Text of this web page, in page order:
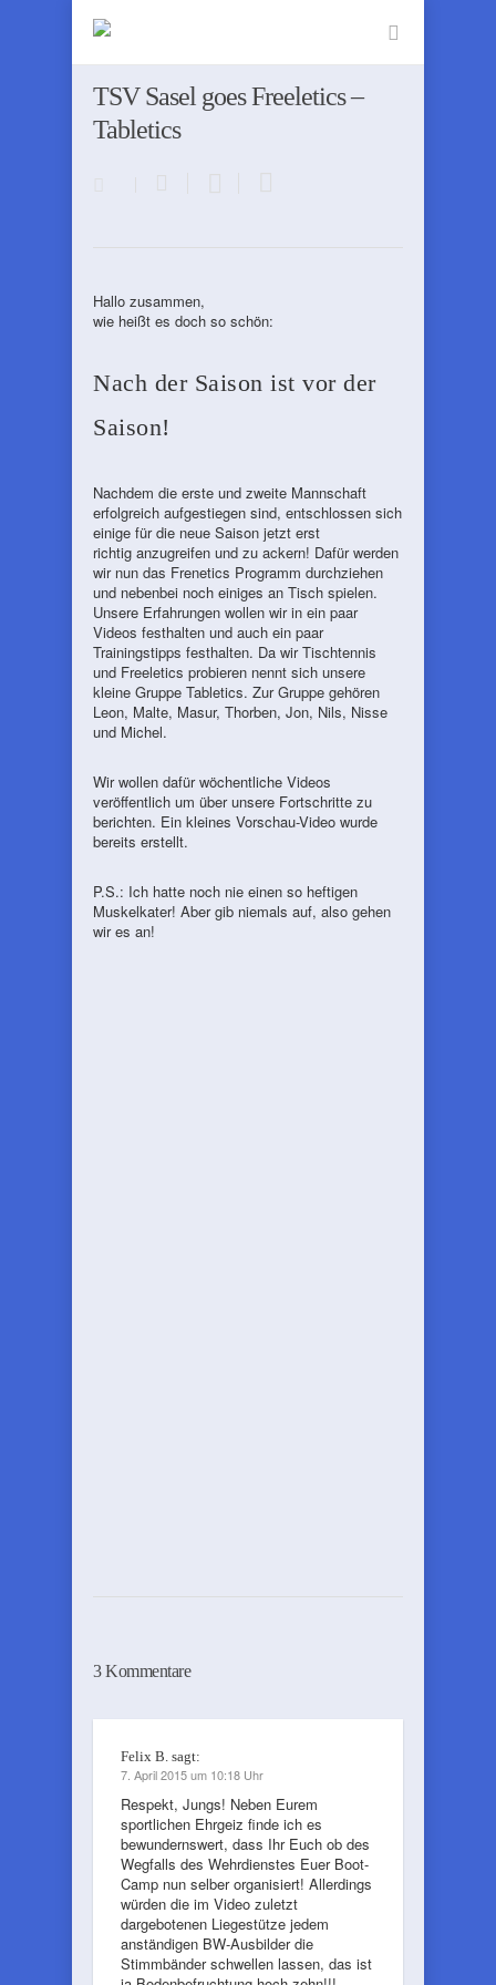
TSV Sasel goes Freeletics –
Tabletics
Hallo zusammen,
wie heißt es doch so schön:
Nach der Saison ist vor der
Saison!
Nachdem die erste und zweite Mannschaft
erfolgreich aufgestiegen sind, entschlossen sich
einige für die neue Saison jetzt erst
richtig anzugreifen und zu ackern! Dafür werden
wir nun das Frenetics Programm durchziehen
und nebenbei noch einiges an Tisch spielen.
Unsere Erfahrungen wollen wir in ein paar
Videos festhalten und auch ein paar
Trainingstipps festhalten. Da wir Tischtennis
und Freeletics probieren nennt sich unsere
kleine Gruppe Tabletics. Zur Gruppe gehören
Leon, Malte, Masur, Thorben, Jon, Nils, Nisse
und Michel.
Wir wollen dafür wöchentliche Videos
veröffentlich um über unsere Fortschritte zu
berichten. Ein kleines Vorschau-Video wurde
bereits erstellt.
P.S.: Ich hatte noch nie einen so heftigen
Muskelkater! Aber gib niemals auf, also gehen
wir es an!
3 Kommentare
Felix B. sagt:
7. April 2015 um 10:18 Uhr
Respekt, Jungs! Neben Eurem
sportlichen Ehrgeiz finde ich es
bewundernswert, dass Ihr Euch ob des
Wegfalls des Wehrdienstes Euer Boot-
Camp nun selber organisiert! Allerdings
würden die im Video zuletzt
dargebotenen Liegestütze jedem
anständigen BW-Ausbilder die
Stimmbänder schwellen lassen, das ist